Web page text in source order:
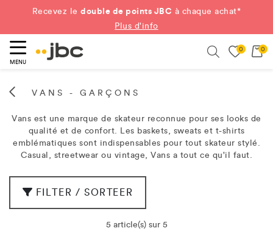
Recevez ledouble de points JBC à chaque achat*
Plus d'info
MENU
0 0
VANS - GARÇONS
Vans est une marque de skateur reconnue pour ses looks de
qualité et de confort. Les baskets, sweats et t-shirts
emblématiques sont indispensables pour tout skateur stylé.
Casual, streetwear ou vintage, Vans a tout ce qu'il faut.
FILTER / SORTEER
5 article(s) sur 5